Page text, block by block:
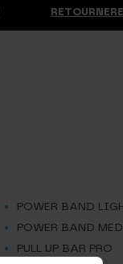
POWER BAND
POWER BAND
PULL UP BAR PRO